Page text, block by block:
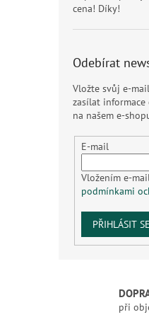
cena! Díky!
Odebírat
Vložte svůj e-
zasílat
na našem e-
E-mail
Vložením e-
podmínkami
PŘIHLÁSIT SE
při